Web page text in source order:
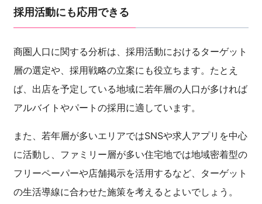
採用活動にも応用できる
商圏人口に関する分析は、採用活動におけるターゲット
層の選定や、採用戦略の立案にも役立ちます。たとえ
ば、出店を予定している地域に若年層の人口が多ければ
アルバイトやパートの採用に適しています。
また、若年層が多いエリアではSNSや求人アプリを中心
に活動し、ファミリー層が多い住宅地では地域密着型の
フリーペーパーや店舗掲示を活用するなど、ターゲット
の生活導線に合わせた施策を考えるとよいでしょう。